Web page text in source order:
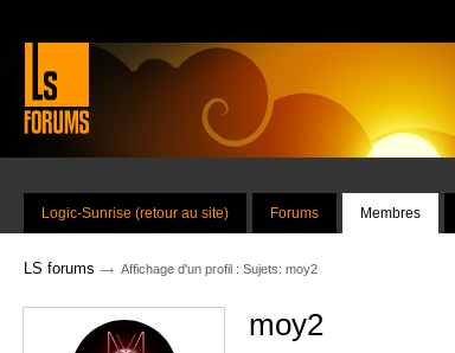
Logic-Sunrise (retour au site) Forums Membres
LS forums → Affichage d'un profil : Sujets: moy2
moy2